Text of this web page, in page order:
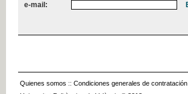
e-mail:
Quienes somos :: Condiciones generales de contratación